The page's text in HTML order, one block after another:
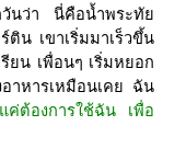
นว่า นี่คือน้ำพระทัย
น เขาเริ่มมาเร็วขึ้น
ยน เพื่อนๆ เริ่มหยอก
าหารเหมือนเคย ฉัน
ค่ต้องการใช้ฉัน เพื่อ